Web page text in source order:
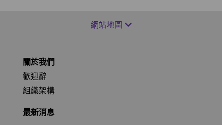
網站地圖
關於我們
歡迎辭
組織架構
最新消息